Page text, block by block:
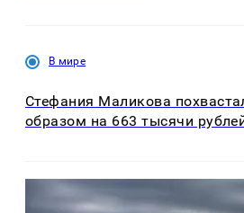
В мире
Стефания Маликова
образом на 663 тысячи